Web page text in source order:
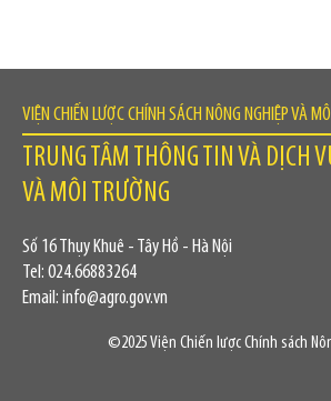
VIỆN CHIẾN LƯỢC CHÍNH SÁCH NÔNG NGHIỆP VÀ
TRUNG TÂM THÔNG TIN VÀ DỊCH
VÀ MÔI TRƯỜNG
Số 16 Thụy Khuê - Tây Hồ - Hà Nội
Tel: 024.66883264
Email: info@agro.gov.vn
©2025 Viện Chiến lược Chính sách